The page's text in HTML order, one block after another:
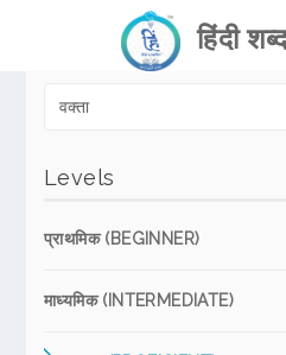
हिंदी
Levels
प्राथमिक (BEGINNER)
माध्यमिक (INTERMEDIATE)